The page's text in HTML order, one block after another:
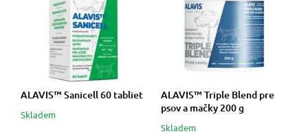
ALAVIS™ Sanicell 60 tabliet
Skladem
ALAVIS™ Triple Blend pre
psov a mačky 200 g
Skladem